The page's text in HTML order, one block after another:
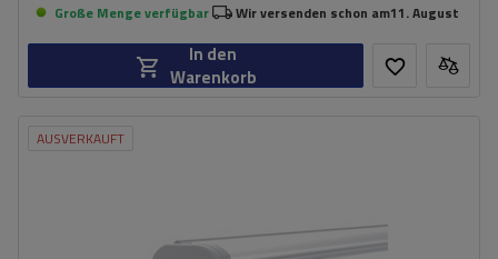
Große Menge verfügbar Wir versenden schon am11. August
In den
Warenkorb
AUSVERKAUFT